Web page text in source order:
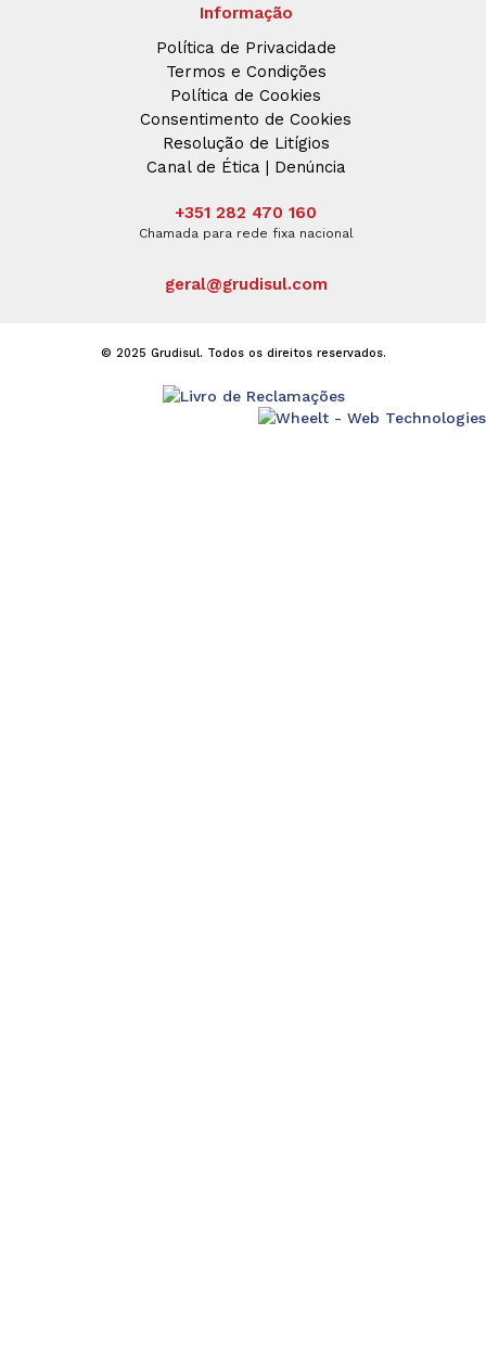
Informação
Política de Privacidade
Termos e Condições
Política de Cookies
Consentimento de Cookies
Resolução de Litígios
Canal de Ética | Denúncia
+351 282 470 160
Chamada para rede fixa nacional
geral@grudisul.com
© 2025 Grudisul. Todos os direitos reservados.